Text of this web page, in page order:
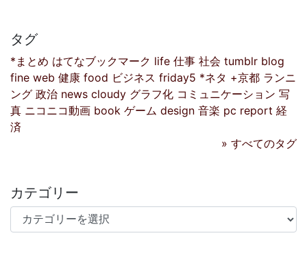
タグ
*まとめ はてなブックマーク life 仕事 社会 tumblr blog
fine web 健康 food ビジネス friday5 *ネタ +京都 ランニ
ング 政治 news cloudy グラフ化 コミュニケーション 写
真 ニコニコ動画 book ゲーム design 音楽 pc report 経
済
» すべてのタグ
カテゴリー
カテゴリー